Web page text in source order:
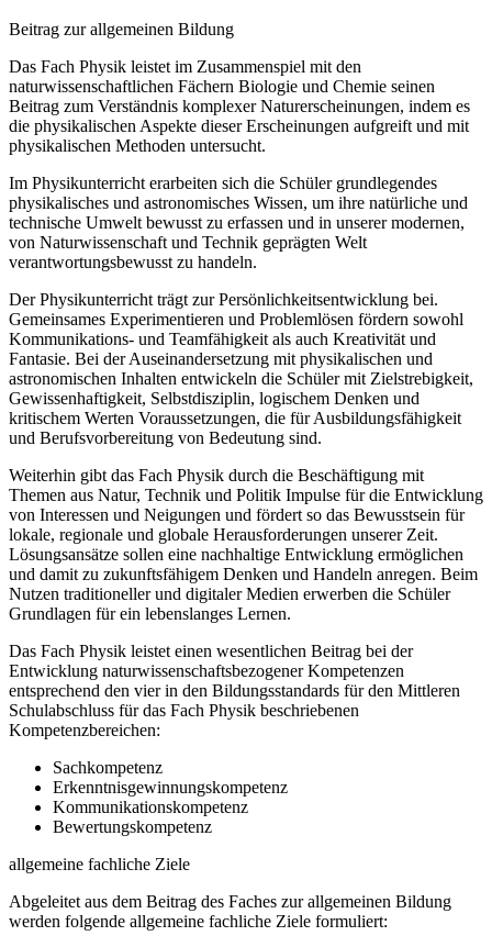
Beitrag zur allgemeinen Bildung
Das Fach Physik leistet im Zusammenspiel mit den
naturwissenschaftlichen Fächern Biologie und Chemie seinen
Beitrag zum Verständnis komplexer Naturerscheinungen, indem es
die physikalischen Aspekte dieser Erscheinungen aufgreift und mit
physikalischen Methoden untersucht.
Im Physikunterricht erarbeiten sich die Schüler grundlegendes
physikalisches und astronomisches Wissen, um ihre natürliche und
technische Umwelt bewusst zu erfassen und in unserer modernen,
von Naturwissenschaft und Technik geprägten Welt
verantwortungsbewusst zu handeln.
Der Physikunterricht trägt zur Persönlichkeitsentwicklung bei.
Gemeinsames Experimentieren und Problemlösen fördern sowohl
Kommunikations- und Teamfähigkeit als auch Kreativität und
Fantasie. Bei der Auseinandersetzung mit physikalischen und
astronomischen Inhalten entwickeln die Schüler mit Zielstrebigkeit,
Gewissenhaftigkeit, Selbstdisziplin, logischem Denken und
kritischem Werten Voraussetzungen, die für Ausbildungsfähigkeit
und Berufsvorbereitung von Bedeutung sind.
Weiterhin gibt das Fach Physik durch die Beschäftigung mit
Themen aus Natur, Technik und Politik Impulse für die Entwicklung
von Interessen und Neigungen und fördert so das Bewusstsein für
lokale, regionale und globale Herausforderungen unserer Zeit.
Lösungsansätze sollen eine nachhaltige Entwicklung ermöglichen
und damit zu zukunftsfähigem Denken und Handeln anregen. Beim
Nutzen traditioneller und digitaler Medien erwerben die Schüler
Grundlagen für ein lebenslanges Lernen.
Das Fach Physik leistet einen wesentlichen Beitrag bei der
Entwicklung naturwissenschaftsbezogener Kompetenzen
entsprechend den vier in den Bildungsstandards für den Mittleren
Schulabschluss für das Fach Physik beschriebenen
Kompetenzbereichen:
Sachkompetenz
Erkenntnisgewinnungskompetenz
Kommunikationskompetenz
Bewertungskompetenz
allgemeine fachliche Ziele
Abgeleitet aus dem Beitrag des Faches zur allgemeinen Bildung
werden folgende allgemeine fachliche Ziele formuliert: